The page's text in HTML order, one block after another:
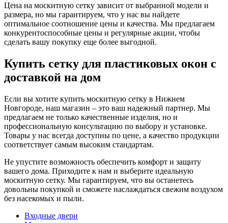
Цена на москитную сетку зависит от выбранной модели и
размера, но мы гарантируем, что у нас вы найдете
оптимальное соотношение цены и качества. Мы предлагаем
конкурентоспособные цены и регулярные акции, чтобы
сделать вашу покупку еще более выгодной.
Купить сетку для пластиковых окон с
доставкой на дом
Если вы хотите купить москитную сетку в Нижнем
Новгороде, наш магазин – это ваш надежный партнер. Мы
предлагаем не только качественные изделия, но и
профессиональную консультацию по выбору и установке.
Товары у нас всегда доступны по цене, а качество продукции
соответствует самым высоким стандартам.
Не упустите возможность обеспечить комфорт и защиту
вашего дома. Приходите к нам и выберите идеальную
москитную сетку. Мы гарантируем, что вы останетесь
довольны покупкой и сможете наслаждаться свежим воздухом
без насекомых и пыли.
Входные двери